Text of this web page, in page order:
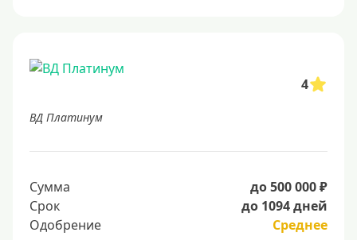
4
ВД Платинум
Сумма
до 500 000 ₽
Срок
до 1094 дней
Одобрение
Среднее